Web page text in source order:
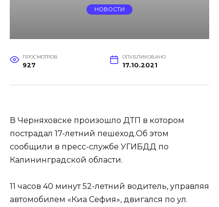
НОВОСТИ
ПРОСМОТРОВ
927
ОПУБЛИКОВАНО
17.10.2021
В Черняховске произошло ДТП в котором
пострадал 17-летний пешеход.Об этом
сообщили в пресс-службе УГИБДД по
Калининградской области.
11 часов 40 минут 52-летний водитель, управляя
автомобилем «Киа Сефия», двигался по ул.